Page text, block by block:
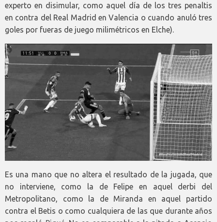
experto en disimular, como aquel día de los tres penaltis
en contra del Real Madrid en Valencia o cuando anuló tres
goles por fueras de juego milimétricos en Elche).
Es una mano que no altera el resultado de la jugada, que
no interviene, como la de Felipe en aquel derbi del
Metropolitano, como la de Miranda en aquel partido
contra el Betis o como cualquiera de las que durante años